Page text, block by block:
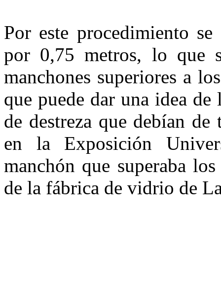
Por este procedimiento
por 0,75 metros, lo que
manchones superiores a
que puede dar una idea de
de destreza que debían
en la Exposición
manchón que superaba
de la fábrica de vidrio de